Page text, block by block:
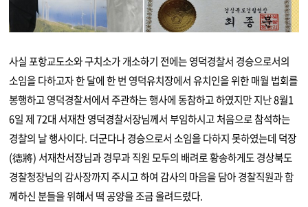
사실 포항교도소와 구치소가 개소하기 전에는 영덕경찰서 경승으로서의
소임을 다하고자 한 달에 한 번 영덕유치장에서 유치인을 위한 매월 법회를
봉행하고 영덕경찰서에서 주관하는 행사에 동참하고 하였지만 지난 8월1
6일 제 72대 서재찬 영덕경찰서장님께서 부임하시고 처음으로 참석하는
경찰의 날 행사이다. 더군다나 경승으로서 소임을 다하지 못하였는데 덕장
(德將) 서재찬서장님과 경무과 직원 모두의 배려로 황송하게도 경상북도
경찰청장님의 감사장까지 주시고 하여 감사의 마음을 담아 경찰직원과 함
께하신 분들을 위해서 떡 공양을 조금 올려드렸다.